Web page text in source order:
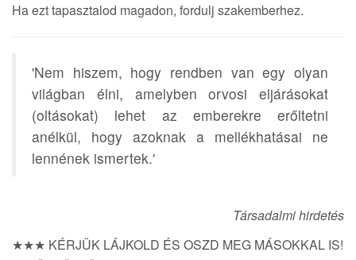
Ha ezt tapasztalod magadon, fordulj szakemberhez.
'Nem hiszem, hogy rendben van egy olyan
világban élni, amelyben orvosi eljárásokat
(oltásokat) lehet az emberekre erőltetni
anélkül, hogy azoknak a mellékhatásai ne
lennének ismertek.'
Társadalmi hirdetés
★★★ KÉRJÜK LÁJKOLD ÉS OSZD MEG MÁSOKKAL IS!